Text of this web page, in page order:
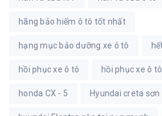
hãng bảo hiểm ô tô tốt nhất
hạng mục bảo dưỡng xe ô tô
hồi phục xe ô tô hồi phục xe ô
honda CX - 5 Hyundai creta